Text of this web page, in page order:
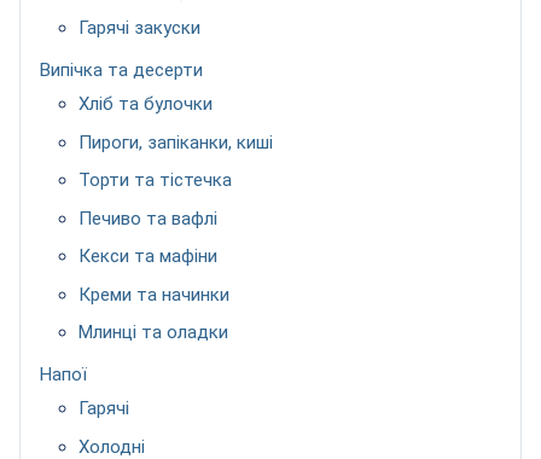
Гарячі закуски
Випічка та десерти
Хліб та булочки
Пироги, запіканки, киші
Торти та тістечка
Печиво та вафлі
Кекси та мафіни
Креми та начинки
Млинці та оладки
Напої
Гарячі
Холодні